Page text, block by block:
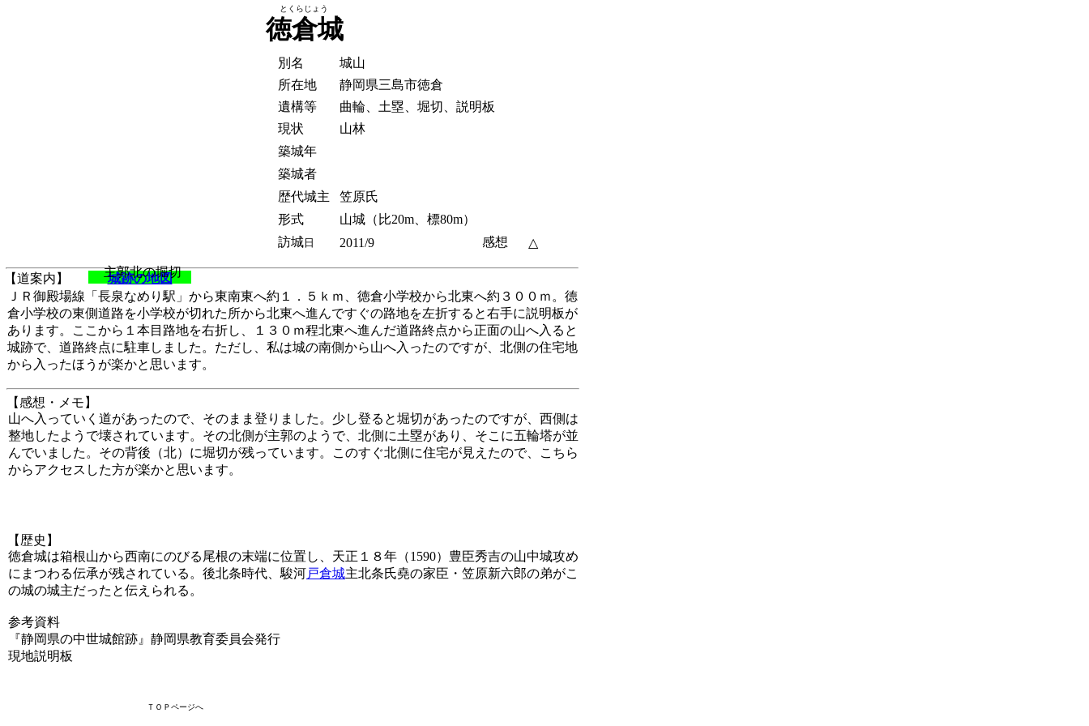
徳倉城
主郭北の堀切
ＪＲ御殿場線「長泉なめり駅」から東南東へ約１．５ｋｍ、徳倉小学校から北東へ約３００ｍ。徳
倉小学校の東側道路を小学校が切れた所から北東へ進んですぐの路地を左折すると右手に説明板が
あります。ここから１本目路地を右折し、１３０ｍ程北東へ進んだ道路終点から正面の山へ入ると
城跡で、道路終点に駐車しました。ただし、私は城の南側から山へ入ったのですが、北側の住宅地
から入ったほうが楽かと思います。
【道案内】 城跡の地図
別名
城山
所在地
静岡県三島市徳倉
遺構等
曲輪、土塁、堀切、説明板
現状
山林
築城年
築城者
歴代城主
笠原氏
形式
山城（比20m、標80m）
訪城 日 2011/9 感想 △
とくらじょう
【歴史】
ＴＯＰページへ
山へ入っていく道があったので、そのまま登りました。少し登ると堀切があったのですが、西側は
整地したようで壊されています。その北側が主郭のようで、北側に土塁があり、そこに五輪塔が並
んでいました。その背後（北）に堀切が残っています。このすぐ北側に住宅が見えたので、こちら
からアクセスした方が楽かと思います。
【感想・メモ】
徳倉城は箱根山から西南にのびる尾根の末端に位置し、天正１８年（1590）豊臣秀吉の山中城攻め
にまつわる伝承が残されている。後北条時代、駿河戸倉城主北条氏堯の家臣・笠原新六郎の弟がこ
の城の城主だったと伝えられる。
参考資料
『静岡県の中世城館跡』静岡県教育委員会発行
現地説明板